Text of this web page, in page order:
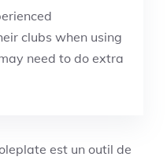
clubs when using
need to do extra
est un outil de